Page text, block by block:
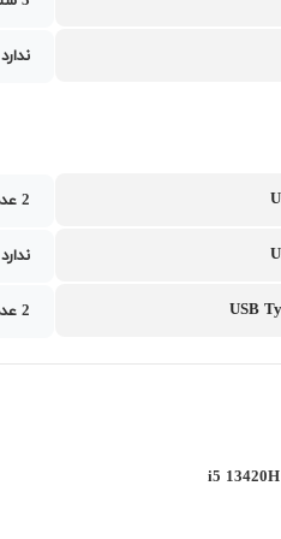
ندارد
2 عدد
ندارد
2 عدد